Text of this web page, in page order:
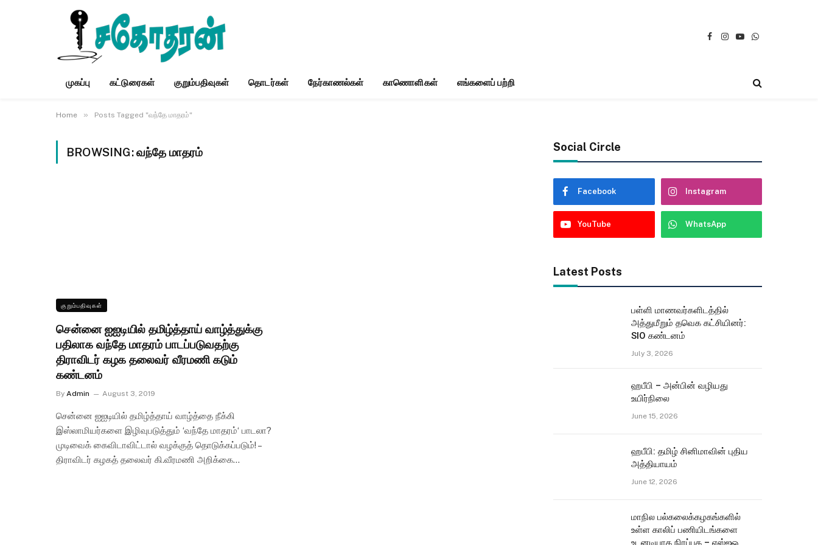
Facebook
Instagram
YouTubeWhatsApp
முகப்பு கட்டுரைகள் குறும்பதிவுகள் தொடர்கள் நேர்காணல்கள் காணொளிகள் எங்களைப் பற்றி
Home » Posts Tagged "வந்தே மாதரம்"
BROWSING:வந்தே மாதரம்
குறும்பதிவுகள்
சென்னை ஐஐடியில் தமிழ்த்தாய் வாழ்த்துக்கு
பதிலாக வந்தே மாதரம் பாடப்படுவதற்கு
திராவிடர் கழக தலைவர் வீரமணி கடும்
கண்டனம்
By Admin August 3, 2019
சென்னை ஐஐடியில் தமிழ்த்தாய் வாழ்த்தை நீக்கி
இஸ்லாமியர்களை இழிவுபடுத்தும் ‘வந்தே மாதரம்‘ பாடலா?
முடிவைக் கைவிடாவிட்டால் வழக்குத் தொடுக்கப்படும்! –
திராவிடர் கழகத் தலைவர் கி.வீரமணி அறிக்கை…
Social Circle
Facebook Instagram
YouTube WhatsApp
Latest Posts
பள்ளி மாணவர்களிடத்தில்
அத்துமீறும் தவெக கட்சியினர்:
SIO கண்டனம்
July 3, 2026
ஹபீபி – அன்பின் வழியது
உயிர்நிலை
June 15, 2026
ஹபீபி: தமிழ் சினிமாவின் புதிய
அத்தியாயம்
June 12, 2026
மாநில பல்கலைக்கழகங்களில்
உள்ள காலிப் பணியிடங்களை
உடனடியாக நிரப்புக – எஸ்ஐஓ